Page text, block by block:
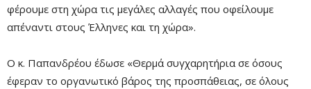
φέρουμε στη χώρα τις μεγάλες αλλαγές που οφείλουμε
απέναντι στους Έλληνες και τη χώρα».
Ο κ. Παπανδρέου έδωσε «Θερμά συγχαρητήρια σε όσους
έφεραν το οργανωτικό βάρος της προσπάθειας, σε όλους